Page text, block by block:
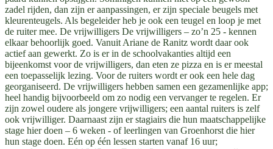
zadel rijden, dan zijn er aanpassingen, er zijn speciale beugels met
kleurenteugels. Als begeleider heb je ook een teugel en loop je met
de ruiter mee. De vrijwilligers De vrijwilligers – zo’n 25 - kennen
elkaar behoorlijk goed. Vanuit Ariane de Ranitz wordt daar ook
actief aan gewerkt. Zo is er in de schoolvakanties altijd een
bijeenkomst voor de vrijwilligers, dan eten ze pizza en is er meestal
een toepasselijk lezing. Voor de ruiters wordt er ook een hele dag
georganiseerd. De vrijwilligers hebben samen een gezamenlijke app;
heel handig bijvoorbeeld om zo nodig een vervanger te regelen. Er
zijn zowel oudere als jongere vrijwilligers; een aantal ruiters is zelf
ook vrijwilliger. Daarnaast zijn er stagiairs die hun maatschappelijke
stage hier doen – 6 weken - of leerlingen van Groenhorst die hier
hun stage doen. Eén op één lessen starten vanaf 16 uur;